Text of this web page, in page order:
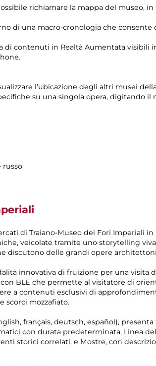
richiamare la mappa del museo, in
di una macro-cronologia che
di contenuti in Realtà Aumentata visibili
l’ubicazione degli altri musei
su una singola opera, digitando
russo
di Traiano-Museo dei Fori Imperiali
veicolate tramite uno storytelling
discutono delle grandi opere
innovativa di fruizione per una visita
BLE che permette al visitatore di
a contenuti esclusivi di
scorci mozzafiato.
français, deutsch, español),
con durata predeterminata, Linea
storici correlati, e Mostre, con